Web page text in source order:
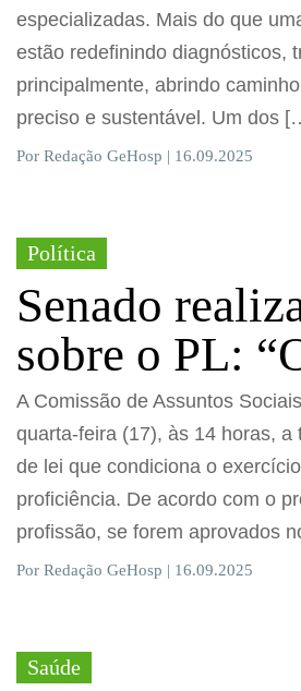
especializadas. Mais do que
estão redefinindo diagnósticos,
principalmente, abrindo
preciso e sustentável. Um dos
Por Redação GeHosp | 16.09.2025
Política
Senado
sobre o PL:
A Comissão de Assuntos
quarta-feira (17), às 14 horas,
de lei que condiciona o
proficiência. De acordo com o
profissão, se forem aprovados
Por Redação GeHosp | 16.09.2025
Saúde